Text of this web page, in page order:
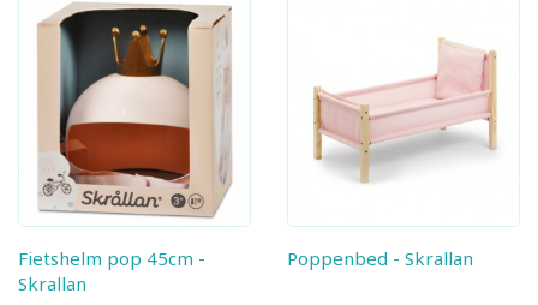
Fietshelm pop 45cm -
Skrallan
Poppenbed - Skrallan